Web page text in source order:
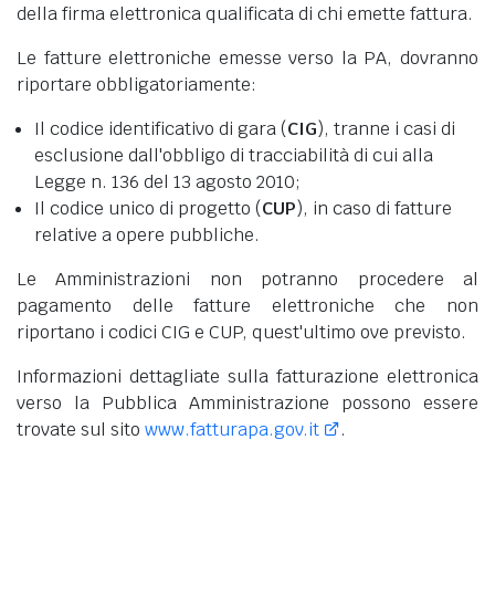
della firma elettronica qualificata di chi emette fattura.
Le fatture elettroniche emesse verso la PA, dovranno
riportare obbligatoriamente:
Il codice identificativo di gara (CIG), tranne i casi di
esclusione dall'obbligo di tracciabilità di cui alla
Legge n. 136 del 13 agosto 2010;
Il codice unico di progetto (CUP), in caso di fatture
relative a opere pubbliche.
Le Amministrazioni non potranno procedere al
pagamento delle fatture elettroniche che non
riportano i codici CIG e CUP, quest'ultimo ove previsto.
Informazioni dettagliate sulla fatturazione elettronica
verso la Pubblica Amministrazione possono essere
trovate sul sito www.fatturapa.gov.it .